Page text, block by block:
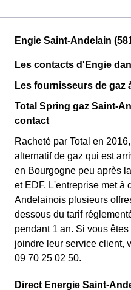
Engie Saint-Andelain
Les contacts d'Engie
Les fournisseurs de gaz
Total Spring gaz Saint-
contact
Racheté par Total en
alternatif de gaz qui est
en Bourgogne peu après
et EDF. L'entreprise met à
Andelainois plusieurs
dessous du tarif
pendant 1 an. Si vous
joindre leur service client,
09 70 25 02 50.
Direct Energie Saint-